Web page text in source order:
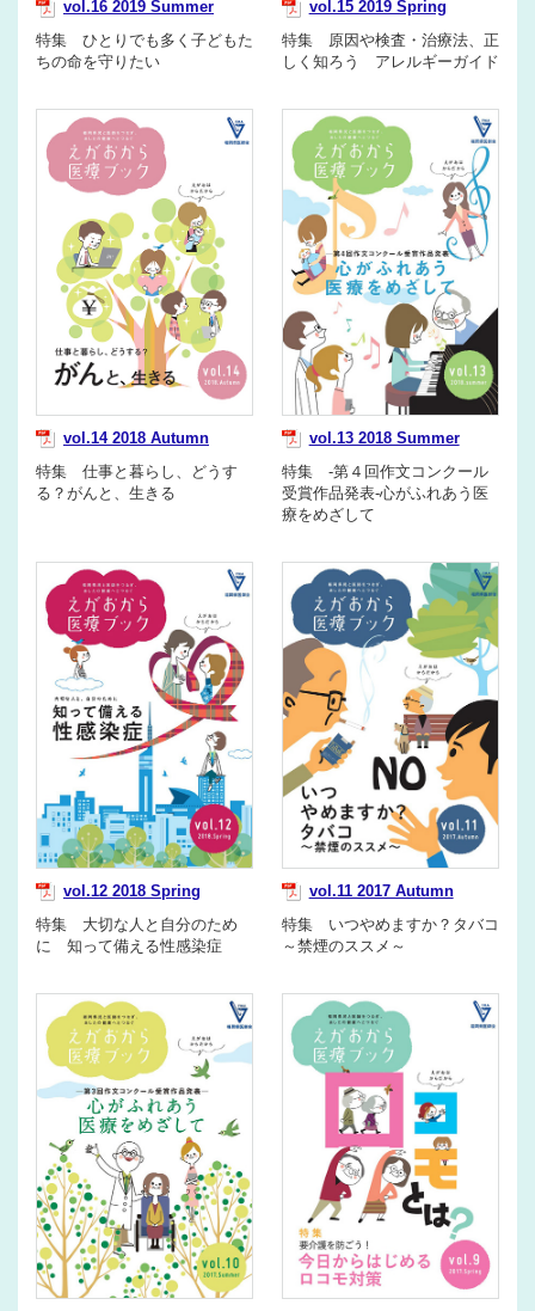
vol.16 2019 Summer
特集 ひとりでも多く子どもた
ちの命を守りたい
vol.15 2019 Spring
特集 原因や検査・治療法、正
しく知ろう アレルギーガイド
vol.14 2018 Autumn
特集 仕事と暮らし、どうす
る？がんと、生きる
vol.13 2018 Summer
特集 -第４回作文コンクール
受賞作品発表-心がふれあう医
療をめざして
vol.12 2018 Spring
特集 大切な人と自分のため
に 知って備える性感染症
vol.11 2017 Autumn
特集 いつやめますか？タバコ
～禁煙のススメ～